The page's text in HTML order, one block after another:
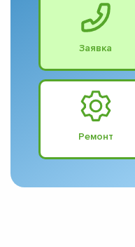
Заявка
Ремонт